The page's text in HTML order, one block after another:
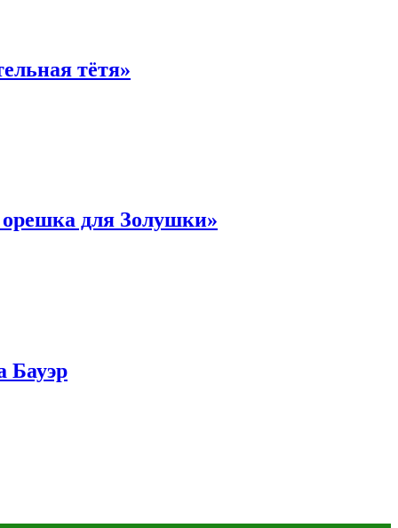
тётя»
для Золушки»
Бауэр